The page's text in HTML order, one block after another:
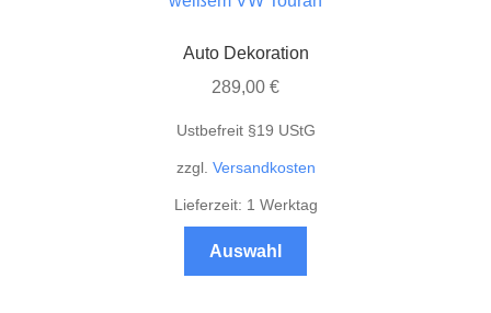
Auto Dekoration
289,00 €
Ustbefreit §19 UStG
zzgl. Versandkosten
Lieferzeit: 1 Werktag
Auswahl